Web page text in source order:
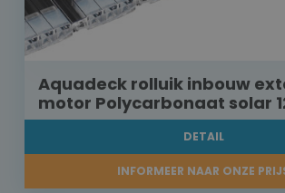
Aquadeck rolluik inbouw
motor Polycarbonaat solar
DETAIL
INFORMEER NAAR ONZE